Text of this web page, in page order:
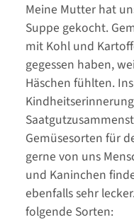
Meine Mutter hat
Suppe gekocht.
mit Kohl und
gegessen haben,
Häschen fühlten.
Gemüsesorten für
gerne von uns
und Kaninchen
ebenfalls sehr
folgende Sorten: